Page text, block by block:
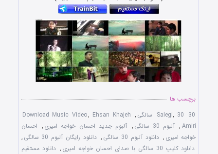
برچسب ها
30 Salegi
, 30 سالگی ,
Download Music Video, Ehsan Khajeh
Amiri
, آلبوم 30 سالگی , آلبوم جدید احسان خواجه امیری , احسان
خواجه امیری , دانلود آلبوم 30 سالگی , دانلود رایگان آلبوم 30 سالگی
,
دانلود کلیپ 30 سالگی با صدای احسان خواجه امیری
, دانلود مستقیم